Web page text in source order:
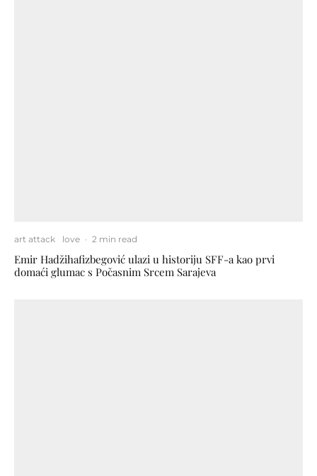
art attack love · 2 min read
Emir Hadžihafizbegović ulazi u historiju SFF-a kao prvi
domaći glumac s Počasnim Srcem Sarajeva